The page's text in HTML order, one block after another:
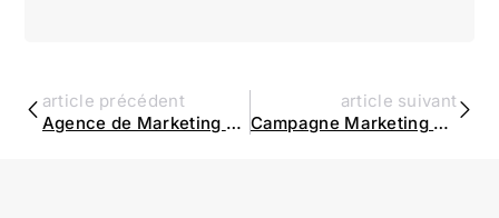
article précédent
Agence de Marketing Digital Paris : Votre Partenaire Stratégique | Agence Omartin Marketing
article suivant
Campagne Marketing Camping : Stratégies et Tendances | Agence Omartin Marketing